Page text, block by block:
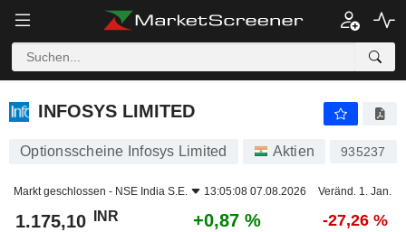
INFOSYS LIMITED
INFOSYS LIMITED
Optionsscheine Infosys Limited Aktien 935237
Markt geschlossen - NSE India S.E. 13:05:08 07.08.2026 Veränd. 1. Jan.
1.175,10 INR +0,87 % -27,26 %